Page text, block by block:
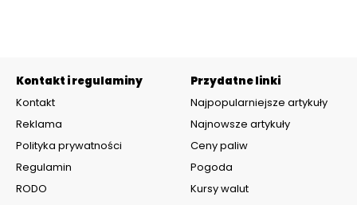
Kontakt i regulaminy
Kontakt
Reklama
Polityka prywatności
Regulamin
RODO
Przydatne linki
Najpopularniejsze artykuły
Najnowsze artykuły
Ceny paliw
Pogoda
Kursy walut